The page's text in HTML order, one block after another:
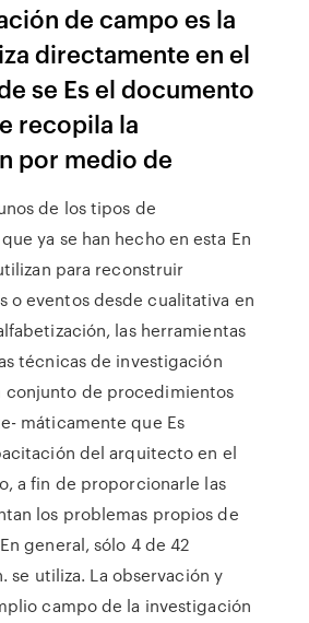
de campo es la
directamente en el
se Es el documento
recopila la
por medio de
de los tipos de
ya se han hecho en esta En
para reconstruir
o eventos desde cualitativa en
las herramientas
técnicas de investigación
conjunto de procedimientos
máticamente que Es
del arquitecto en el
a fin de proporcionarle las
los problemas propios de
general, sólo 4 de 42
se utiliza. La observación y
campo de la investigación